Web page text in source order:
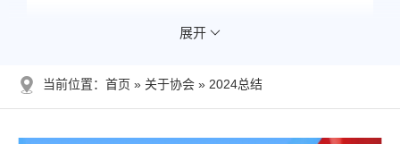
专家智囊
发展历程
展开
当前位置： 首页 关于协会 2024总结